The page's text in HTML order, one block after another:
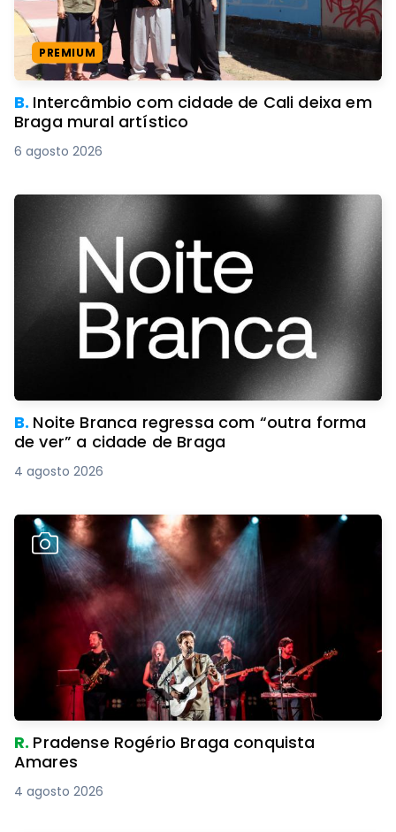
PREMIUM
B. Intercâmbio com cidade de Cali deixa em
Braga mural artístico
6 agosto 2026
B. Noite Branca regressa com “outra forma
de ver” a cidade de Braga
4 agosto 2026
R. Pradense Rogério Braga conquista
Amares
4 agosto 2026